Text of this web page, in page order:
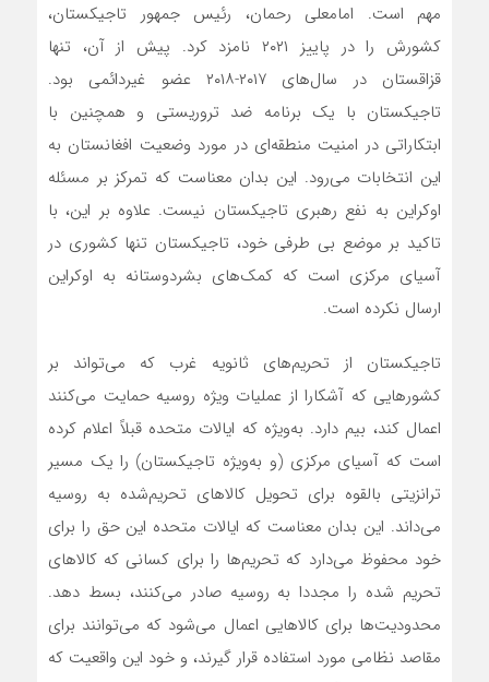
مهم است. امامعلی رحمان، رئیس جمهور تاجیکستان،
کشورش را در پاییز ۲۰۲۱ نامزد کرد. پیش از آن، تنها
قزاقستان در سال‌های ۲۰۱۷-۲۰۱۸ عضو غیردائمی بود.
تاجیکستان با یک برنامه ضد تروریستی و همچنین با
ابتکاراتی در امنیت منطقه‌ای در مورد وضعیت افغانستان به
این انتخابات می‌رود. این بدان معناست که تمرکز بر مسئله
اوکراین به نفع رهبری تاجیکستان نیست. علاوه بر این، با
تاکید بر موضع بی طرفی خود، تاجیکستان تنها کشوری در
آسیای مرکزی است که کمک‌های بشردوستانه به اوکراین
ارسال نکرده است.
تاجیکستان از تحریم‌های ثانویه غرب که می‌‌‌تواند بر
کشورهایی که آشکارا از عملیات ویژه روسیه حمایت می‌‌‌کنند
اعمال کند، بیم دارد. به‌ویژه که ایالات متحده قبلاً اعلام کرده
است که آسیای مرکزی (و به‌ویژه تاجیکستان) را یک مسیر
ترانزیتی بالقوه برای تحویل کالاهای تحریم‌شده به روسیه
می‌‌‌داند. این بدان معناست که ایالات متحده این حق را برای
خود محفوظ می‌دارد که تحریم‌ها را برای کسانی که کالاهای
تحریم شده را مجددا به روسیه صادر می‌کنند، بسط دهد.
محدودیت‌ها برای کالاهایی اعمال می‌شود که می‌توانند برای
مقاصد نظامی مورد استفاده قرار گیرند، و خود این واقعیت که